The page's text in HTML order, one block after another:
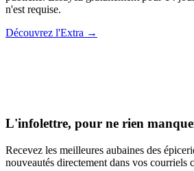
n'est requise.
Découvrez l'Extra →
L'infolettre, pour ne rien
Recevez les meilleures aubaines des
nouveautés directement dans vos courriels